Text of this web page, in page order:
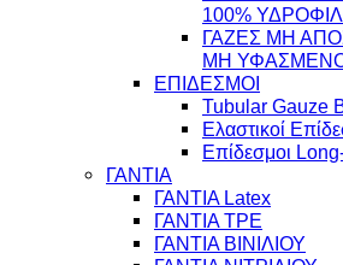
100%
ΓΑΖΕΣ ΜΗ
ΜΗ
ΕΠΙΔΕΣΜΟΙ
Tubular Gauze
Ελαστικοί
Επίδεσμοι
ΓΑΝΤΙΑ
ΓΑΝΤΙΑ Latex
ΓΑΝΤΙΑ TPE
ΓΑΝΤΙΑ ΒΙΝΙΛΙΟΥ